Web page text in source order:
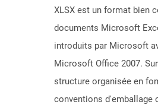
XLSX est un format bien
documents Microsoft
introduits par Microsoft
Microsoft Office 2007.
structure organisée en
conventions d'emballage